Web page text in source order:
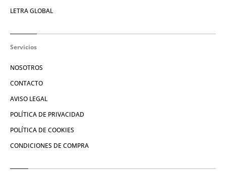
LETRA GLOBAL
Servicios
NOSOTROS
CONTACTO
AVISO LEGAL
POLÍTICA DE PRIVACIDAD
POLÍTICA DE COOKIES
CONDICIONES DE COMPRA